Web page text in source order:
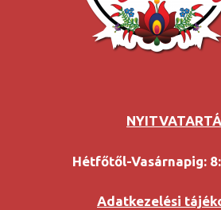
Hétfőtől-Vasárnapig:
Adatkezelési